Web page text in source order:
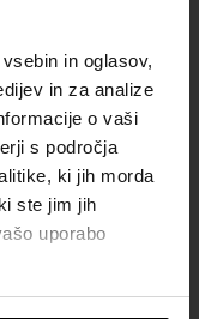
in oglasov,
in za analize
o vaši
s področja
ki jih morda
ste jim jih
uporabo